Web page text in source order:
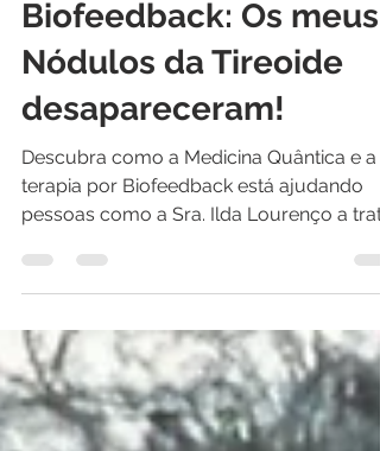
Liberto Alexandre Rodas Matos
17 de mai. de 2024
6 min de leitura
Testemunhos de
Biofeedback: Os meus
Nódulos da Tireoide
desapareceram!
Descubra como a Medicina Quântica e a
terapia por Biofeedback está ajudando
pessoas como a Sra. Ilda Lourenço a
sua ansiedade e se...